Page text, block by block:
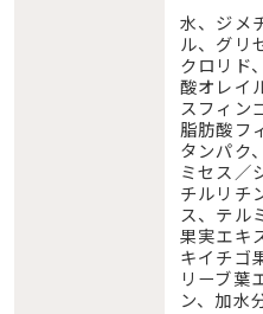
水、ジメ
ル、グリ
クロリド
酸オレイ
スフィン
脂肪酸フ
タンパク
ミセス／
チルリチ
ス、テル
果実エキ
キイチゴ
リーブ葉
ン、加水